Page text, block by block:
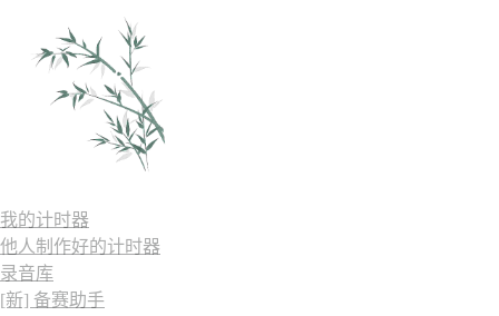
我的计时器
他人制作好的计时器
录音库
[新] 备赛助手